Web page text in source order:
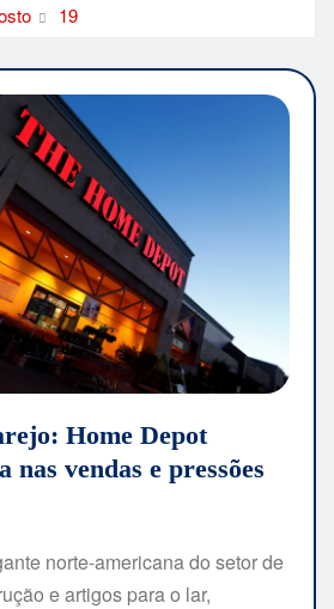
19
Home Depot
nas vendas e pressões
norte-americana do setor de
e artigos para o lar,